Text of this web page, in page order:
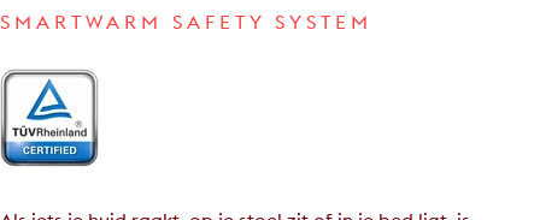
SMARTWARM SAFETY SYSTEM